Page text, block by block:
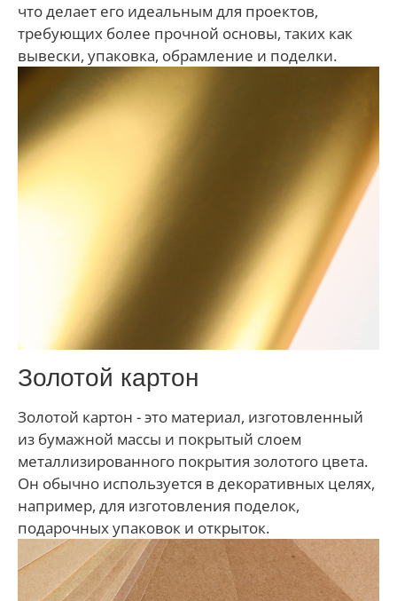
что делает его идеальным для проектов,
требующих более прочной основы, таких как
вывески, упаковка, обрамление и поделки.
Золотой картон
Золотой картон - это материал, изготовленный
из бумажной массы и покрытый слоем
металлизированного покрытия золотого цвета.
Он обычно используется в декоративных целях,
например, для изготовления поделок,
подарочных упаковок и открыток.